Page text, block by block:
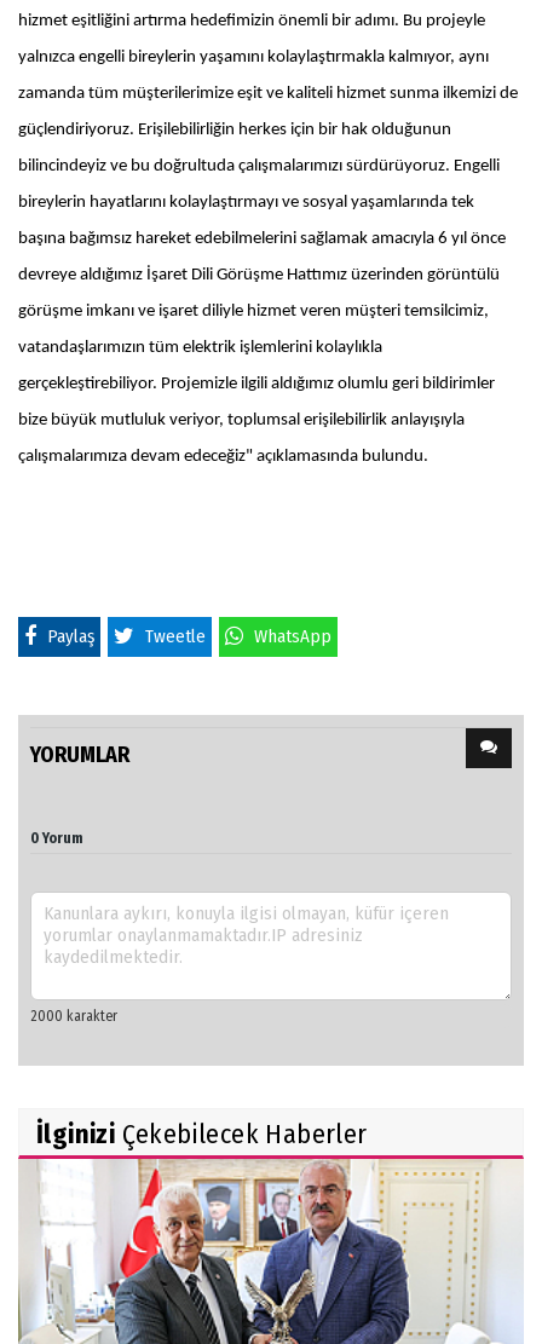
hizmet eşitliğini artırma hedefimizin önemli bir adımı. Bu projeyle
yalnızca engelli bireylerin yaşamını kolaylaştırmakla kalmıyor, aynı
zamanda tüm müşterilerimize eşit ve kaliteli hizmet sunma ilkemizi de
güçlendiriyoruz. Erişilebilirliğin herkes için bir hak olduğunun
bilincindeyiz ve bu doğrultuda çalışmalarımızı sürdürüyoruz. Engelli
bireylerin hayatlarını kolaylaştırmayı ve sosyal yaşamlarında tek
başına bağımsız hareket edebilmelerini sağlamak amacıyla 6 yıl önce
devreye aldığımız İşaret Dili Görüşme Hattımız üzerinden görüntülü
görüşme imkanı ve işaret diliyle hizmet veren müşteri temsilcimiz,
vatandaşlarımızın tüm elektrik işlemlerini kolaylıkla
gerçekleştirebiliyor. Projemizle ilgili aldığımız olumlu geri bildirimler
bize büyük mutluluk veriyor, toplumsal erişilebilirlik anlayışıyla
çalışmalarımıza devam edeceğiz" açıklamasında bulundu.
Paylaş Tweetle WhatsApp
YORUMLAR
0 Yorum
İlginizi Çekebilecek Haberler